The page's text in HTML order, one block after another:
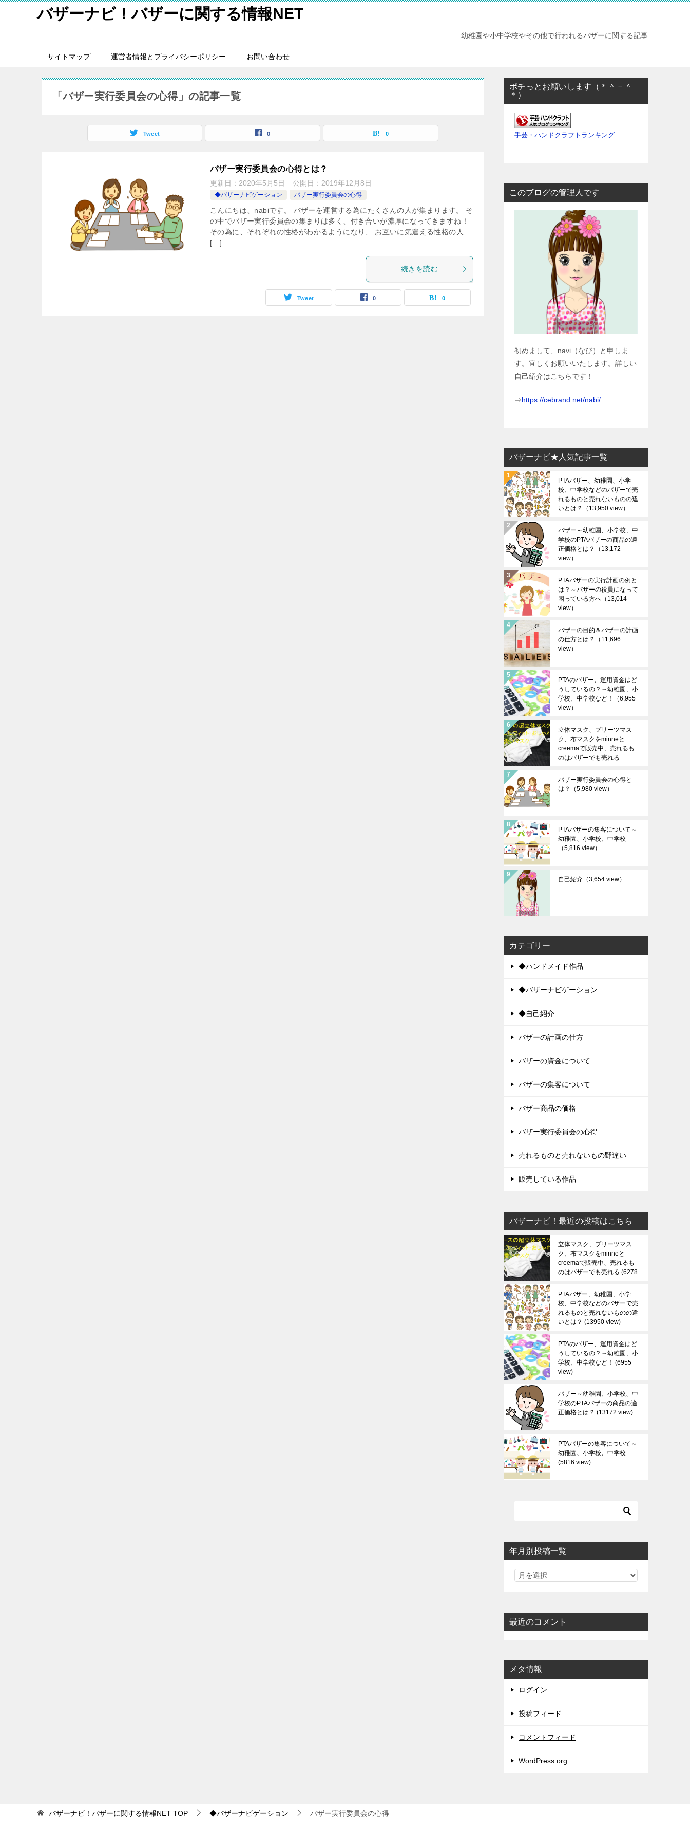
バザーナビ！バザーに関する情報NET
幼稚園や小中学校やその他で行われるバザーに関する記事
サイトマップ 運営者情報とプライバシーポリシー お問い合わせ
「バザー実行委員会の心得」の記事一覧
Tweet 0 0
バザー実行委員会の心得とは？
更新日： 2020年5月5日 公開日： 2019年12月8日
◆バザーナビゲーション バザー実行委員会の心得
こんにちは、nabiです。 バザーを運営する為にたくさんの人が集まります。 そ
の中でバザー実行委員会の集まりは多く、付き合いが濃厚になってきますね！
その為に、それぞれの性格がわかるようになり、 お互いに気遣える性格の人
[…]
続きを読む
Tweet 0 0
ポチっとお願いします（＊＾－＾
＊）
手芸・ハンドクラフトランキング
このブログの管理人です
初めまして、navi（なび）と申しま
す。宜しくお願いいたします。詳しい
自己紹介はこちらです！
⇒https://cebrand.net/nabi/
バザーナビ★人気記事一覧
PTAバザー、幼稚園、小学
校、中学校などのバザーで売
れるものと売れないものの違
いとは？
（13,950 view）
バザー～幼稚園、小学校、中
学校のPTAバザーの商品の適
正価格とは？
（13,172
view）
PTAバザーの実行計画の例と
は？～バザーの役員になって
困っている方へ （13,014
view）
バザーの目的＆バザーの計画
の仕方とは？
（11,696
view）
PTAのバザー、運用資金はど
うしているの？～幼稚園、小
学校、中学校など！
（6,955
view）
立体マスク、プリーツマス
ク、布マスクをminneと
creemaで販売中、売れるも
のはバザーでも売れる
バザー実行委員会の心得と
は？
（5,980 view）
PTAバザーの集客について～
幼稚園、小学校、中学校
（5,816 view）
自己紹介 （3,654 view）
カテゴリー
◆ハンドメイド作品
◆バザーナビゲーション
◆自己紹介
バザーの計画の仕方
バザーの資金について
バザーの集客について
バザー商品の価格
バザー実行委員会の心得
売れるものと売れないもの野違い
販売している作品
バザーナビ！最近の投稿はこちら
立体マスク、プリーツマス
ク、布マスクをminneと
creemaで販売中、売れるも
のはバザーでも売れる 6278
PTAバザー、幼稚園、小学
校、中学校などのバザーで売
れるものと売れないものの違
いとは？
13950 view
PTAのバザー、運用資金はど
うしているの？～幼稚園、小
学校、中学校など！
6955
view
バザー～幼稚園、小学校、中
学校のPTAバザーの商品の適
正価格とは？
13172 view
PTAバザーの集客について～
幼稚園、小学校、中学校
5816 view
年月別投稿一覧
最近のコメント
メタ情報
ログイン
投稿フィード
コメントフィード
WordPress.org
バザーナビ！バザーに関する情報NET TOP ◆バザーナビゲーション バザー実行委員会の心得